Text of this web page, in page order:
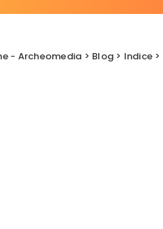
- Archeomedia > Blog > Indice >